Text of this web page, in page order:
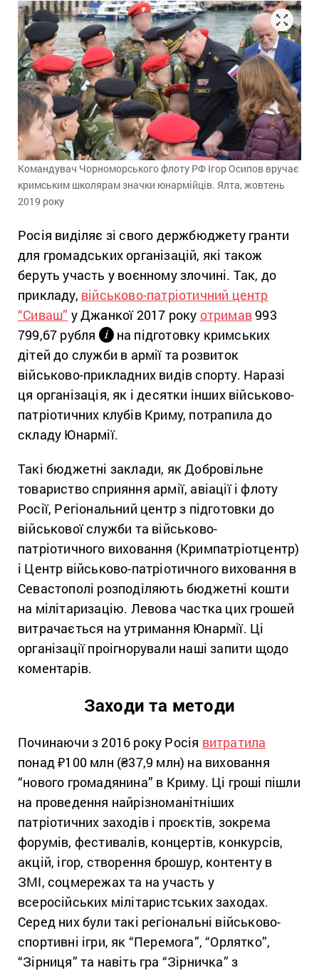
Командувач Чорноморського флоту РФ Ігор Осипов вручає
кримським школярам значки юнармійців. Ялта, жовтень
2019 року
Росія виділяє зі свого держбюджету гранти
для громадських організацій, які також
беруть участь у воєнному злочині. Так, до
прикладу, військово-патріотичний центр
“Сиваш” у Джанкої 2017 року отримав993
799,67 рубля
і на підготовку кримських
дітей до служби в армії та розвиток
військово-прикладних видів спорту. Наразі
ця організація, як і десятки інших військово-
патріотичних клубів Криму, потрапила до
складу Юнармії.
Такі бюджетні заклади, як Добровільне
товариство сприяння армії, авіації і флоту
Росії, Регіональний центр з підготовки до
військової служби та військово-
патріотичного вихoвання (Кримпатріотцентр)
і Центр військово-патріотичного виховання в
Севастополі розподіляють бюджетні кошти
на мілітаризацію. Левова частка цих грошей
витрачається на утримання Юнармії. Ці
організації проігнорували наші запити щодо
коментарів.
Заходи та методи
Починаючи з 2016 року Росія витратила
понад ₽100 млн (₴37,9 млн) на виховання
“нового громадянина” в Криму. Ці гроші пішли
на проведення найрізноманітніших
патріотичних заходів і проєктів, зокрема
форумів, фестивалів, концертів, конкурсів,
акцій, ігор, створення брошур, контенту в
ЗМІ, соцмережах та на участь у
всеросійських мілітаристських заходах.
Серед них були такі регіональні військово-
спортивні ігри, як “Перемога”, “Орлятко”,
“Зірниця” та навіть гра “Зірничка” з